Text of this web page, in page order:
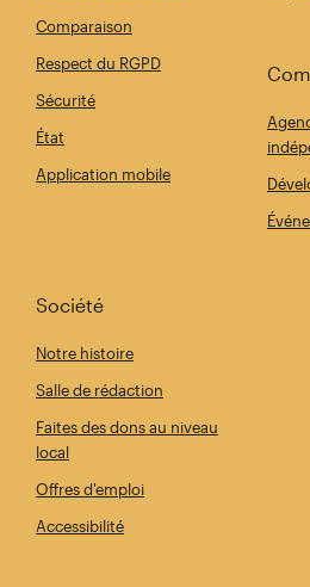
Comparaison
Respect du RGPD
Sécurité
État
Application mobile
Société
Notre histoire
Salle de rédaction
Faites des dons au niveau
local
Offres d'emploi
Accessibilité